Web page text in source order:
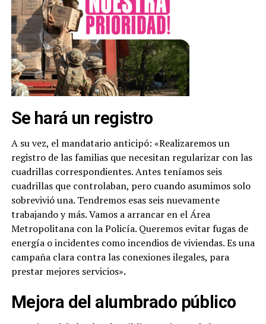
Se hará un registro
A su vez, el mandatario anticipó: «Realizaremos un
registro de las familias que necesitan regularizar con las
cuadrillas correspondientes. Antes teníamos seis
cuadrillas que controlaban, pero cuando asumimos solo
sobrevivió una. Tendremos esas seis nuevamente
trabajando y más. Vamos a arrancar en el Área
Metropolitana con la Policía. Queremos evitar fugas de
energía o incidentes como incendios de viviendas. Es una
campaña clara contra las conexiones ilegales, para
prestar mejores servicios».
Mejora del alumbrado público